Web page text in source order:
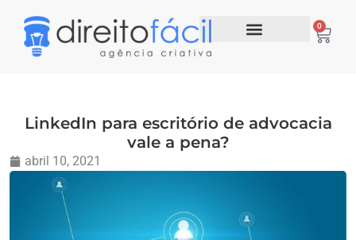
0
LinkedIn para escritório de advocacia
vale a pena?
abril 10, 2021